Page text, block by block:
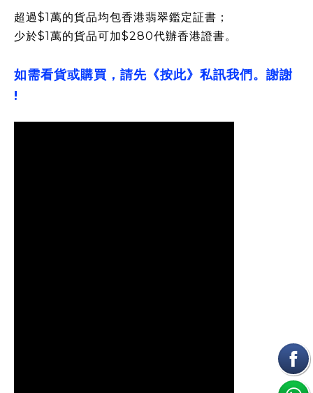
超過$1萬的貨品均包香港翡翠鑑定証書；
少於$1萬的貨品可加$280代辦香港證書。
如需看貨或購買，請先《按此》私訊我們。謝謝
!